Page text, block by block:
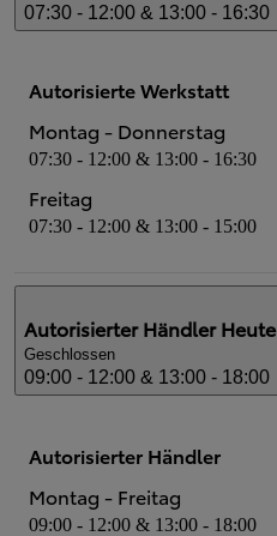
07:30 - 12:00 & 13:00 - 16:30
Autorisierte Werkstatt
Montag - Donnerstag
07:30 - 12:00 & 13:00 - 16:30
Freitag
07:30 - 12:00 & 13:00 - 15:00
Autorisierter Händler Heute
Geschlossen
09:00 - 12:00 & 13:00 - 18:00
Autorisierter Händler
Montag - Freitag
09:00 - 12:00 & 13:00 - 18:00